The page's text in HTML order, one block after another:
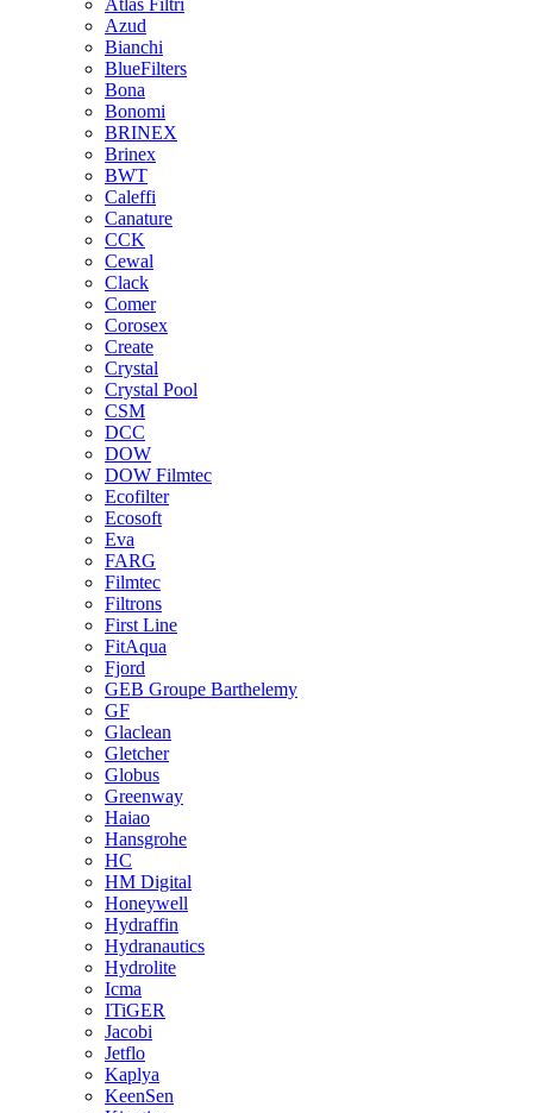
Atlas Filtri
Azud
Bianchi
BlueFilters
Bona
Bonomi
BRINEX
Brinex
BWT
Caleffi
Canature
CCK
Cewal
Clack
Comer
Corosex
Create
Crystal
Crystal Pool
CSM
DCC
DOW
DOW Filmtec
Ecofilter
Ecosoft
Eva
FARG
Filmtec
Filtrons
First Line
FitAqua
Fjord
GEB Groupe Barthelemy
GF
Glaclean
Gletcher
Globus
Greenway
Haiao
Hansgrohe
HC
HM Digital
Honeywell
Hydraffin
Hydranautics
Hydrolite
Icma
ITiGER
Jacobi
Jetflo
Kaplya
KeenSen